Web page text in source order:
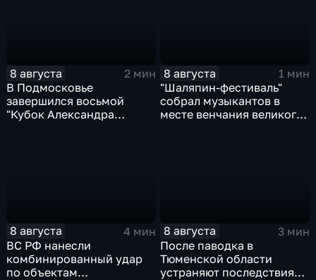
8 августа
2 мин
В Подмосковье
завершился восьмой
"Кубок Александра
8 августа
1 мин
"Шаляпин‑фестиваль"
собрал музыкантов в
месте венчания великого
8 августа
4 мин
ВС РФ нанесли
комбинированный удар
по объектам
8 августа
3 мин
После паводка в
Тюменской области
устраняют последствия